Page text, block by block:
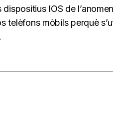
IOS de
telèfons mòbils perquè